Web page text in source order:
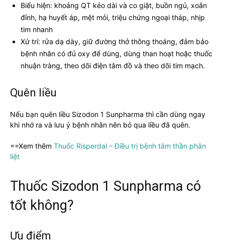
Biểu hiện: khoảng QT kéo dài và co giật, buồn ngủ, xoắn
đỉnh, hạ huyết áp, mệt mỏi, triệu chứng ngoại tháp, nhịp
tim nhanh
Xử trí: rửa dạ dày, giữ đường thở thông thoáng, đảm bảo
bệnh nhân có đủ oxy để dùng, dùng than hoạt hoặc thuốc
nhuận tràng, theo dõi điện tâm đồ và theo dõi tim mạch.
Quên liều
Nếu bạn quên liều Sizodon 1 Sunpharma thì cần dùng ngay
khi nhớ ra và lưu ý bệnh nhân nên bỏ qua liều đã quên.
==Xem thêm Thuốc Risperdal – Điều trị bệnh tâm thần phân
liệt
Thuốc Sizodon 1 Sunpharma có
tốt không?
Ưu điểm